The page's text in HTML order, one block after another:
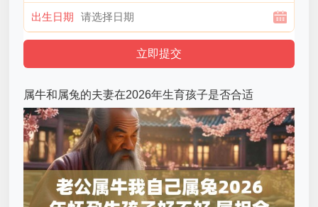
出生日期
属牛和属兔的夫妻在2026年生育孩子是否合适